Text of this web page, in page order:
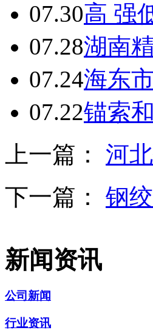
07.30高 强
07.28湖南
07.24海东
07.22锚索
上一篇： 河
下一篇： 钢
新闻资讯
公司新闻
行业资讯